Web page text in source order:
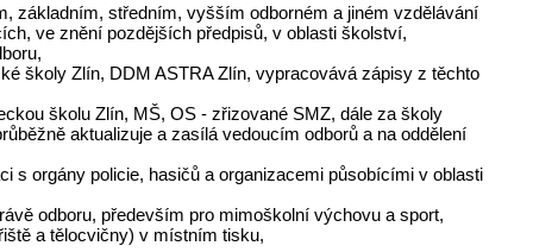
základním, středním, vyšším odborném a jiném vzdělávání
ve znění pozdějších předpisů, v oblasti školství,
školy Zlín, DDM ASTRA Zlín, vypracovává zápisy z těchto
školu Zlín, MŠ, OS - zřizované SMZ, dále za školy
aktualizuje a zasílá vedoucím odborů a na oddělení
s orgány policie, hasičů a organizacemi působícími v oblasti
odboru, především pro mimoškolní výchovu a sport,
a tělocvičny) v místním tisku,